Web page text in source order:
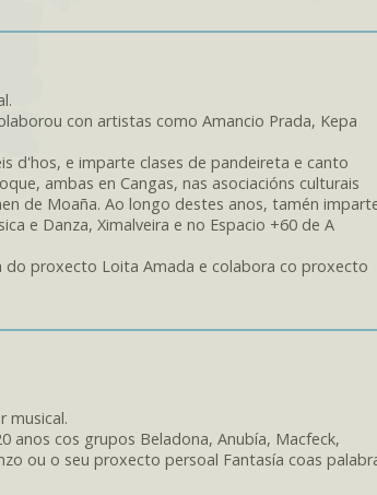
con artistas como Amancio Prada, Kepa
d'hos, e imparte clases de pandeireta e canto
ambas en Cangas, nas asociacións culturais
de Moaña. Ao longo destes anos, tamén
e Danza, Ximalveira e no Espacio +60 de A
proxecto Loita Amada e colabora co proxecto
musical.
anos cos grupos Beladona, Anubía, Macfeck,
ou o seu proxecto persoal Fantasía coas